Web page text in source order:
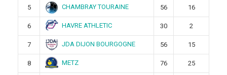
5 CHAMBRAY TOURAINE 56 16
6 HAVRE ATHLETIC 30 2
7 JDA DIJON BOURGOGNE 56 15
8 METZ 76 25